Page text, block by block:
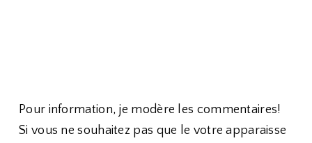
Pour information, je modère les commentaires!
Si vous ne souhaitez pas que le votre apparaisse